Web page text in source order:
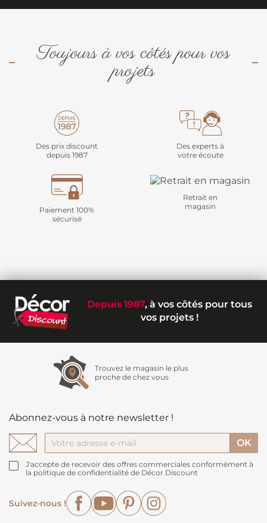
Toujours à vos côtés pour vos
projets
Des prix discount
depuis 1987
Des experts à
votre écoute
Paiement 100%
sécurisé
Retrait en
magasin
Depuis 1987, à vos côtés pour tous
vos projets !
Trouvez le magasin le plus
proche de chez vous
Abonnez-vous à notre newsletter !
J'accepte de recevoir des offres commerciales conformément à
la politique de confidentialité de Décor Discount
Suivez-nous !
FacebookYouTubePinterest